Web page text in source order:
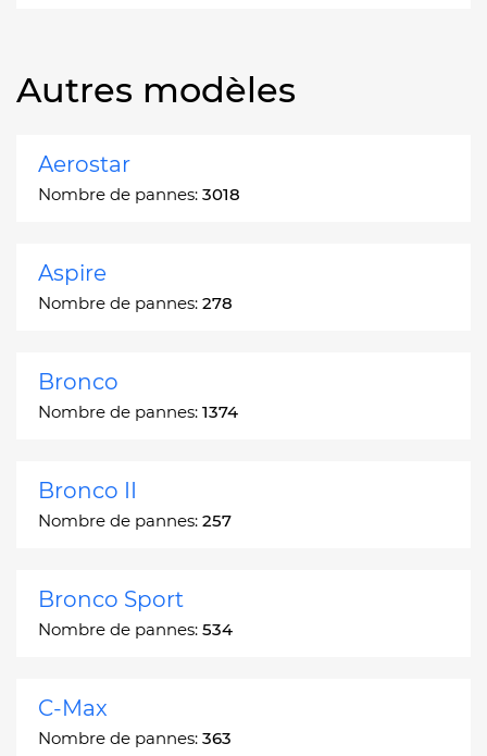
Autres modèles
Aerostar
Nombre de pannes: 3018
Aspire
Nombre de pannes: 278
Bronco
Nombre de pannes: 1374
Bronco II
Nombre de pannes: 257
Bronco Sport
Nombre de pannes: 534
C-Max
Nombre de pannes: 363